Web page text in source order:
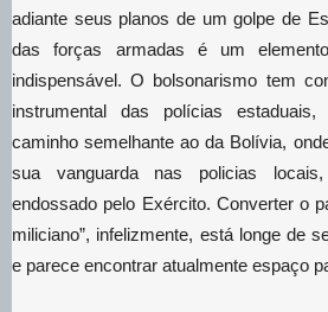
adiante seus planos de um golpe de
das forças armadas é um
indispensável. O bolsonarismo tem
instrumental das polícias
caminho semelhante ao da Bolívia,
sua vanguarda nas policias locais,
endossado pelo Exército. Converter o
miliciano”, infelizmente, está longe de
e parece encontrar atualmente espaço